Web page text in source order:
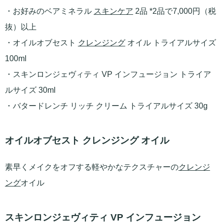
・お好みのベアミネラル スキンケア 2品 *2品で7,000円（税
抜）以上
・オイルオブセスト クレンジングオイル トライアルサイズ
100ml
・スキンロンジェヴィティ VP インフュージョン トライア
ルサイズ 30ml
・バタードレンチ リッチ クリーム トライアルサイズ 30g
オイルオブセスト クレンジング オイル
素早くメイクをオフする軽やかなテクスチャーのクレンジ
ングオイル
スキンロンジェヴィティ VP インフュージョン